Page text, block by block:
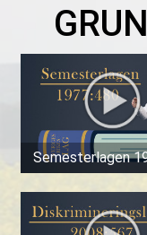
Semesterlagen